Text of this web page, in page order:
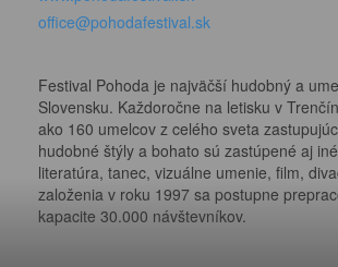
office@pohodafestival.sk
Festival Pohoda je najväčší hudobný a
Slovensku. Každoročne na letisku v
ako 160 umelcov z celého sveta
hudobné štýly a bohato sú zastúpené aj
literatúra, tanec, vizuálne umenie, film,
založenia v roku 1997 sa postupne
kapacite 30.000 návštevníkov.